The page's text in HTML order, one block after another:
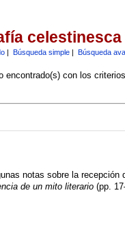
celestinesca
| Búsqueda simple| Búsqueda
encontrado(s) con los
notas sobre la
de un mito literario(pp.